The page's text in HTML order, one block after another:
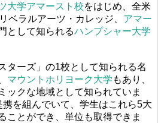
大学アマースト校をはじめ、全米
ベラルアーツ・カレッジ、 アマー
として知られるハンプシャー大学
ターズ」の1校として知られる名
マウントホリヨーク大学 もあり、
ックな地域として知られていま
を組んでいて、学生はこれら5大
ことができ、単位も取得できま